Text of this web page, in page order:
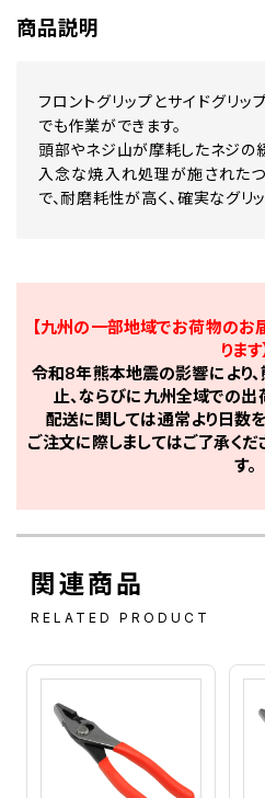
商品説明
フロントグリップとサイドグリ
でも作業ができます。
頭部やネジ山が摩耗したネジの
入念な焼入れ処理が施された
で、耐磨耗性が高く、確実なグリ
【九州の一部地域でお荷物のお
ります】
令和8年熊本地震の影響により
止、ならびに九州全域での出
配送に関しては通常より日数
ご注文に際しましてはご了承く
す。
関連商品
RELATED PRODUCT